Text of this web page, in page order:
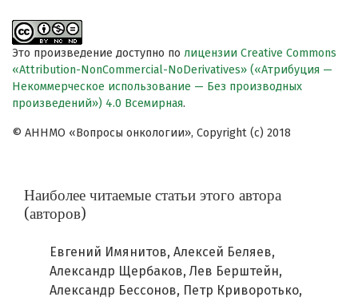
Это произведение доступно по лицензии Creative Commons
«Attribution-NonCommercial-NoDerivatives» («Атрибуция —
Некоммерческое использование — Без производных
произведений») 4.0 Всемирная.
© АННМО «Вопросы онкологии», Copyright (c) 2018
Наиболее читаемые статьи этого автора
(авторов)
Евгений Имянитов, Алексей Беляев,
Александр Щербаков, Лев Берштейн,
Александр Бессонов, Петр Криворотько,